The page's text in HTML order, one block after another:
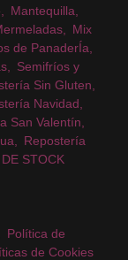
Mantequilla
Mix
de PanaderÍa
Semifríos y
Sin Gluten
Navidad
San Valentín
Repostería
STOCK
Política de
de Cookies